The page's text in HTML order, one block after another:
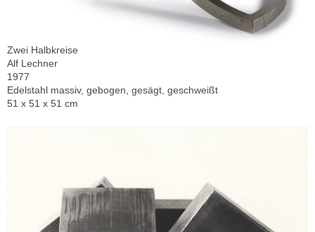
Zwei Halbkreise
Alf Lechner
1977
Edelstahl massiv, gebogen, gesägt, geschweißt
51 x 51 x 51 cm